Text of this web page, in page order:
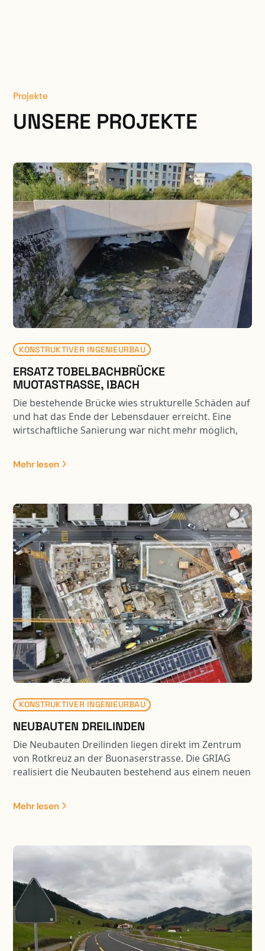
Projekte
UNSERE PROJEKTE
KONSTRUKTIVER INGENIEURBAU
ERSATZ TOBELBACHBRÜCKE
MUOTASTRASSE, IBACH
Die bestehende Brücke wies strukturelle Schäden auf
und hat das Ende der Lebensdauer erreicht. Eine
wirtschaftliche Sanierung war nicht mehr möglich,
Zudem hatte der Tobelbach in Bezug auf den
Hochwasserschutz und die Ökologie erhebliche
erfolgte der Neubau mit einer vergrösserten
Spannweite.
Mehr lesen
KONSTRUKTIVER INGENIEURBAU
NEUBAUTEN DREILINDEN
Die Neubauten Dreilinden liegen direkt im Zentrum
von Rotkreuz an der Buonaserstrasse. Die GRIAG
realisiert die Neubauten bestehend aus einem neuen
11 Geschosse aufweisen. Die Fundation wurde in
Teilen mit Bohrpfählen ausgeführt und die Baugrube
realisiert.
Mehr lesen